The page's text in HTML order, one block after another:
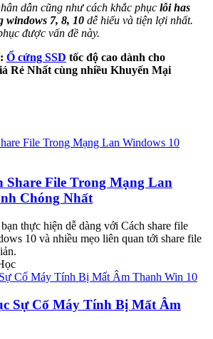
dẫn cũng như cách khắc phục lỗi has
windows 7, 8, 10 dễ hiểu và tiện lợi nhất.
được vấn đề này.
Ổ cứng SSD tốc độ cao dành cho
Rẻ Nhất cùng nhiều Khuyến Mại
Share File Trong Mạng Lan
Chóng Nhất
thực hiện dễ dàng với Cách share file
10 và nhiều mẹo liên quan tới share file
Sự Cố Máy Tính Bị Mất Âm